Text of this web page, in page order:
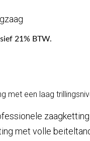
21% BTW.
met een laag
zaagketting
met volle